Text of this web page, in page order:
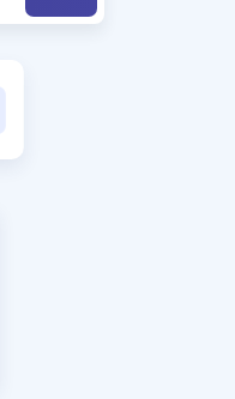
Fırsatlar
İlgili Haberler
Anlatımı